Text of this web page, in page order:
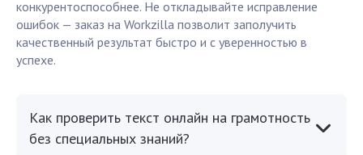
конкурентоспособнее. Не откладывайте исправление
ошибок — заказ на Workzilla позволит заполучить
качественный результат быстро и с уверенностью в
успехе.
Как проверить текст онлайн на грамотность
без специальных знаний?